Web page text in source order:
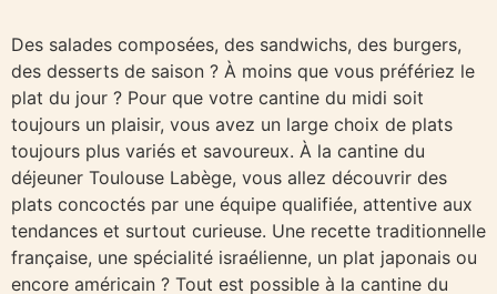
Des salades composées, des sandwichs, des burgers,
des desserts de saison ? À moins que vous préfériez le
plat du jour ? Pour que votre cantine du midi soit
toujours un plaisir, vous avez un large choix de plats
toujours plus variés et savoureux. À la cantine du
déjeuner Toulouse Labège, vous allez découvrir des
plats concoctés par une équipe qualifiée, attentive aux
tendances et surtout curieuse. Une recette traditionnelle
française, une spécialité israélienne, un plat japonais ou
encore américain ? Tout est possible à la cantine du